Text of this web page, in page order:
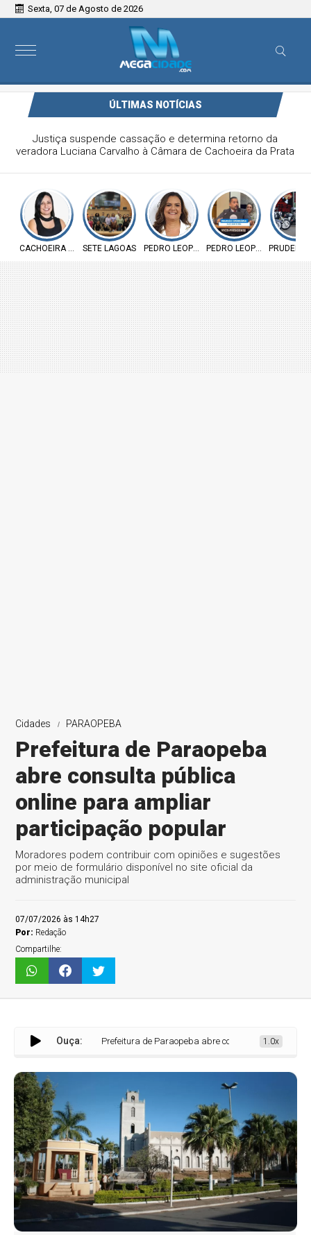
Sexta, 07 de Agosto de 2026
ÚLTIMAS NOTÍCIAS
Câmara de Sete Lagoas debate plano municipal de
enfrentamento à violência contra a mulher
CACHOEIRA DA PRATASETE LAGOAS PEDRO LEOPOLDOPEDRO LEOPOLDO
Cidades PARAOPEBA
Prefeitura de Paraopeba
abre consulta pública
online para ampliar
participação popular
Moradores podem contribuir com opiniões e sugestões
por meio de formulário disponível no site oficial da
administração municipal
07/07/2026 às 14h27
Por: Redação
Compartilhe:
Ouça:
Prefeitura de Paraopeba abre consulta pública online para
1.0x